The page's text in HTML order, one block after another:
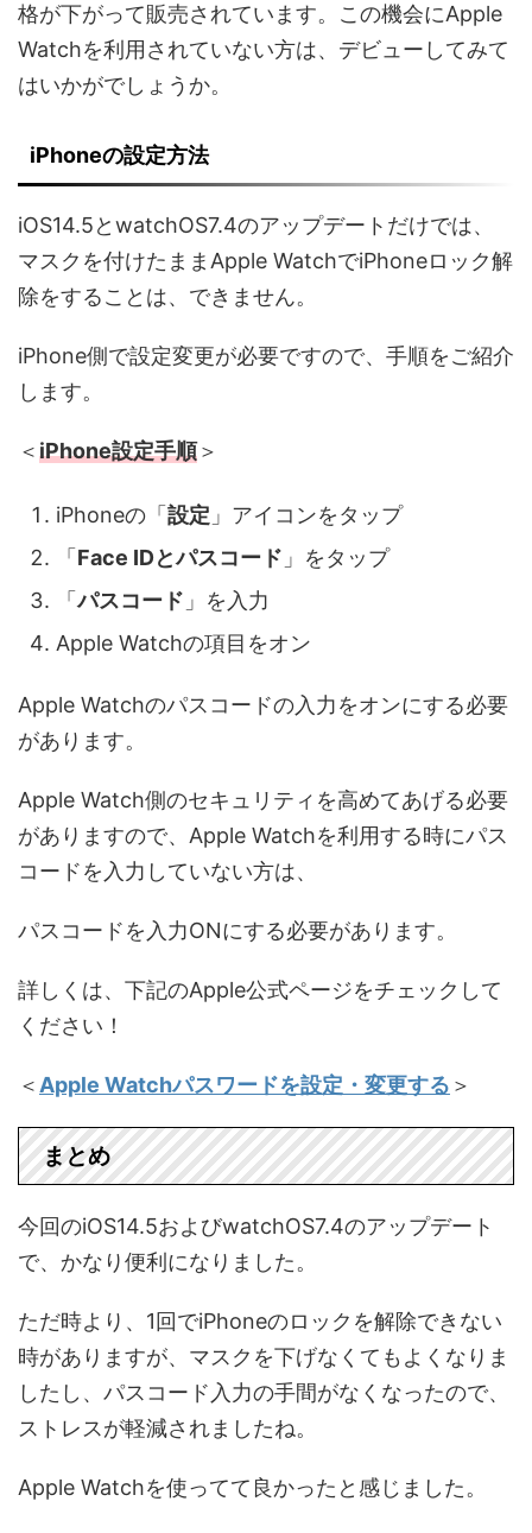
格が下がって販売されています。この機会にApple
Watchを利用されていない方は、デビューしてみて
はいかがでしょうか。
iPhoneの設定方法
iOS14.5とwatchOS7.4のアップデートだけでは、
マスクを付けたままApple WatchでiPhoneロック解
除をすることは、できません。
iPhone側で設定変更が必要ですので、手順をご紹介
します。
＜iPhone設定手順＞
iPhoneの「設定 」アイコンをタップ
「Face IDとパスコード 」をタップ
「パスコード 」を入力
Apple Watchの項目をオン
Apple Watchのパスコードの入力をオンにする必要
があります。
Apple Watch側のセキュリティを高めてあげる必要
がありますので、Apple Watchを利用する時にパス
コードを入力していない方は、
パスコードを入力ONにする必要があります。
詳しくは、下記のApple公式ページをチェックして
ください！
＜Apple Watchパスワードを設定・変更する ＞
まとめ
今回のiOS14.5およびwatchOS7.4のアップデート
で、かなり便利になりました。
ただ時より、1回でiPhoneのロックを解除できない
時がありますが、マスクを下げなくてもよくなりま
したし、パスコード入力の手間がなくなったので、
ストレスが軽減されましたね。
Apple Watchを使ってて良かったと感じました。